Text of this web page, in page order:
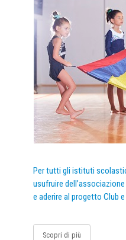
Per tutti gli istituti
usufruire
e aderire al progetto Club
Scopri di più